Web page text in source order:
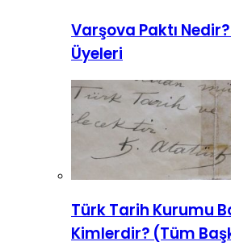
Varşova Paktı
Üyeleri
Türk Tarih Kurumu
Kimlerdir? (Tüm